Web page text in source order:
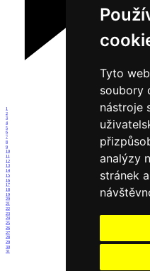
Tyto
soubory
nástroje
analýzy
stránek
1
2
3
4
5
6
7
8
9
10
11
12
13
14
15
16
17
18
19
20
21
22
23
24
25
26
27
28
29
30
31